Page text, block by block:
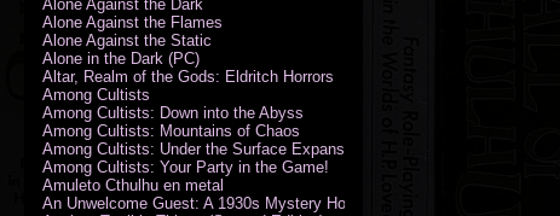
Alone Against the Dark
Alone Against the Flames
Alone Against the Static
Alone in the Dark (PC)
Altar, Realm of the Gods: Eldritch Horrors
Among Cultists
Among Cultists: Down into the Abyss
Among Cultists: Mountains of Chaos
Among Cultists: Under the Surface Expansion
Among Cultists: Your Party in the Game!
Amuleto Cthulhu en metal
An Unwelcome Guest: A 1930s Mystery Horror Adventure RPG